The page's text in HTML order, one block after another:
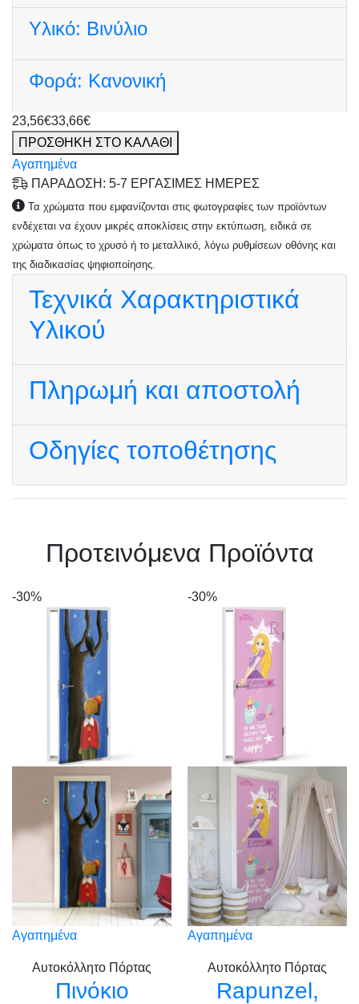
Υλικό: Βινύλιο
Φορά: Κανονική
23,56€33,66€
ΠΡΟΣΘΗΚΗ ΣΤΟ ΚΑΛΑΘΙ
Αγαπημένα
ΠΑΡΑΔΟΣΗ: 5-7 ΕΡΓΑΣΙΜΕΣ ΗΜΕΡΕΣ
Τα χρώματα που εμφανίζονται στις φωτογραφίες των προϊόντων
ενδέχεται να έχουν μικρές αποκλίσεις στην εκτύπωση, ειδικά σε
χρώματα όπως το χρυσό ή το μεταλλικό, λόγω ρυθμίσεων οθόνης και
της διαδικασίας ψηφιοποίησης.
Τεχνικά Χαρακτηριστικά
Υλικού
Πληρωμή και αποστολή
Οδηγίες τοποθέτησης
Πρoτεινόμενα Προϊόντα
-30%
Αγαπημένα
Αυτοκόλλητο Πόρτας
Πινόκιο
-30%
Αγαπημένα
Αυτοκόλλητο Πόρτας
Rapunzel,